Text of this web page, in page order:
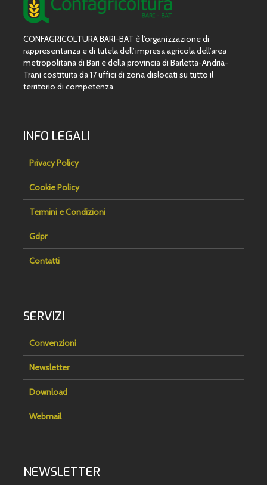
CONFAGRICOLTURA BARI-BAT è l’organizzazione di
rappresentanza e di tutela dell’impresa agricola dell’area
metropolitana di Bari e della provincia di Barletta-Andria-
Trani costituita da 17 uffici di zona dislocati su tutto il
territorio di competenza.
INFO LEGALI
Privacy Policy
Cookie Policy
Termini e Condizioni
Gdpr
Contatti
SERVIZI
Convenzioni
Newsletter
Download
Webmail
NEWSLETTER